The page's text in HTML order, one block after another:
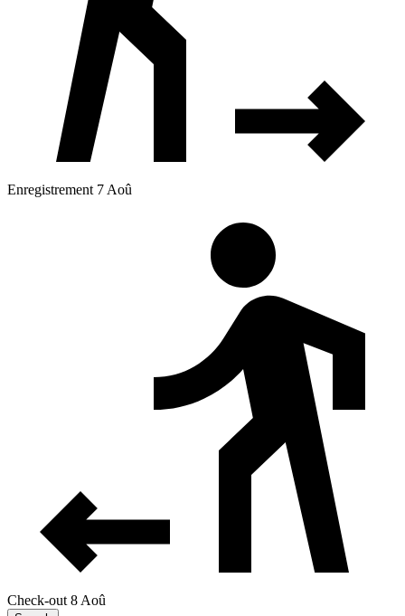
Enregistrement 7 Aoû
Check-out 8 Aoû